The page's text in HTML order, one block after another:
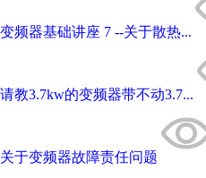
变频器基础讲座 7 --关于散热...
请教3.7kw的变频器带不动3.7...
关于变频器故障责任问题